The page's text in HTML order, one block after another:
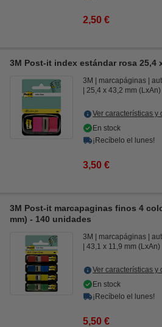
2,50 €
3M Post-it index estándar rosa 25,4
3M marcapáginas
25,4 x 43,2 mm (LxAn)
Ver características y
En stock
¡Recíbelo el lunes!
3,50 €
3M Post-it marcapaginas finos 4
mm) - 140 unidades
3M marcapáginas
43,1 x 11,9 mm (LxAn)
Ver características y
En stock
¡Recíbelo el lunes!
5,50 €